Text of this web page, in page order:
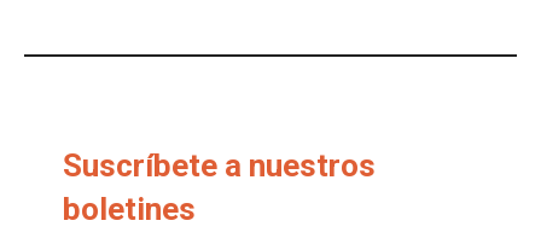
Suscríbete a nuestros
boletines